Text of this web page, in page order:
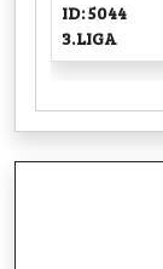
ID: 5044
3.LIGA